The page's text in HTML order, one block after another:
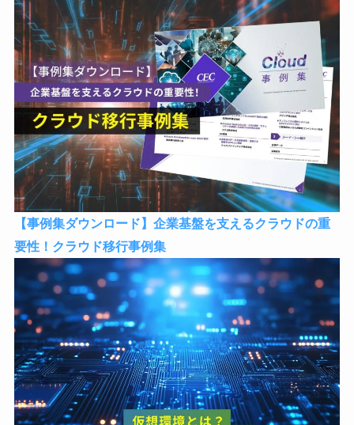
【事例集ダウンロード】企業基盤を支えるクラウドの重
要性！クラウド移行事例集